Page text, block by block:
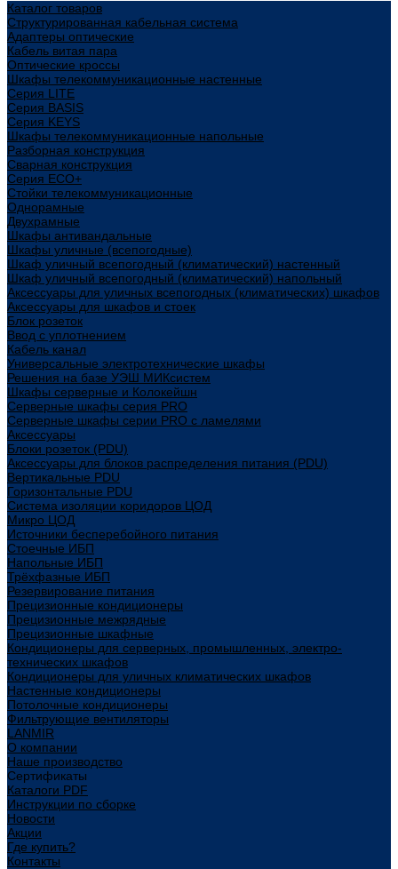
Каталог товаров
Структурированная кабельная система
Адаптеры оптические
Кабель витая пара
Оптические кроссы
Шкафы телекоммуникационные настенные
Cерия LITE
Cерия BASIS
Cерия KEYS
Шкафы телекоммуникационные напольные
Разборная конструкция
Сварная конструкция
Серия ECO+
Стойки телекоммуникационные
Однорамные
Двухрамные
Шкафы антивандальные
Шкафы уличные (всепогодные)
Шкаф уличный всепогодный (климатический) настенный
Шкаф уличный всепогодный (климатический) напольный
Аксессуары для уличных всепогодных (климатических) шкафов
Аксессуары для шкафов и стоек
Блок розеток
Ввод с уплотнением
Кабель канал
Универсальные электротехнические шкафы
Решения на базе УЭШ МИКсистем
Шкафы серверные и Колокейшн
Серверные шкафы серия PRO
Серверные шкафы серии PRO с ламелями
Аксессуары
Блоки розеток (PDU)
Аксессуары для блоков распределения питания (PDU)
Вертикальные PDU
Горизонтальные PDU
Система изоляции коридоров ЦОД
Микро ЦОД
Источники бесперебойного питания
Стоечные ИБП
Напольные ИБП
Трёхфазные ИБП
Резервирование питания
Прецизионные кондиционеры
Прецизионные межрядные
Прецизионные шкафные
Кондиционеры для серверных, промышленных, электро-
технических шкафов
Кондиционеры для уличных климатических шкафов
Настенные кондиционеры
Потолочные кондиционеры
Фильтрующие вентиляторы
LANMIR
О компании
Наше производство
Сертификаты
Каталоги PDF
Инструкции по сборке
Новости
Акции
Где купить?
Контакты